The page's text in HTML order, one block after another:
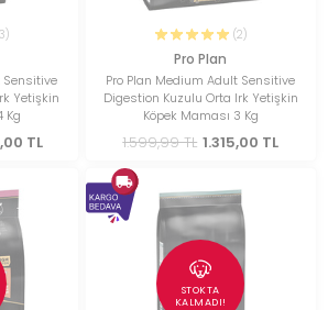
Sensitive
Yetişkin
Kg
TL
(2)
Pro Plan
Pro Plan Medium Adult Sensitive
Digestion Kuzulu Orta Irk Yetişkin
Köpek Maması 3 Kg
1.599,99 TL 1.315,00 TL
STOKTA
KALMADI!